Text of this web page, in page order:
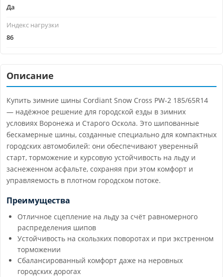
Да
Индекс нагрузки
86
Описание
Купить зимние шины Cordiant Snow Cross PW-2 185/65R14
— надёжное решение для городской езды в зимних
условиях Воронежа и Старого Оскола. Это шипованные
бескамерные шины, созданные специально для компактных
городских автомобилей: они обеспечивают уверенный
старт, торможение и курсовую устойчивость на льду и
заснеженном асфальте, сохраняя при этом комфорт и
управляемость в плотном городском потоке.
Преимущества
Отличное сцепление на льду за счёт равномерного
распределения шипов
Устойчивость на скользких поворотах и при экстренном
торможении
Сбалансированный комфорт даже на неровных
городских дорогах